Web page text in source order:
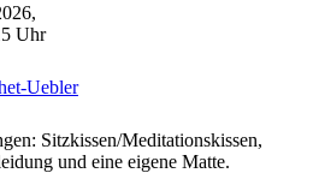
Uhr
Uebler
Sitzkissen/Meditationskissen,
und eine eigene Matte.